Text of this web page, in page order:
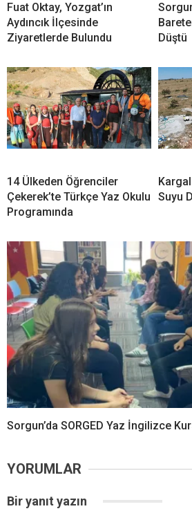
Fuat Oktay, Yozgat’ın
Aydıncık İlçesinde
Ziyaretlerde Bulundu
Düştü
14 Ülkeden Öğrenciler
Çekerek’te Türkçe Yaz Okulu
Programında
Suyu
Sorgun’da SORGED Yaz İngilizce
YORUMLAR
Bir yanıt yazın